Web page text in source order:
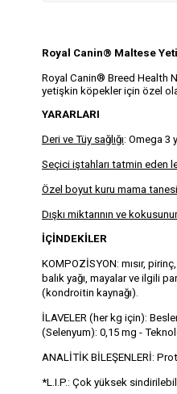
Royal Canin® Maltese
Royal Canin® Breed Health
yetişkin köpekler için özel
YARARLARI
Deri ve Tüy sağlığı: Omega 3
Seçici iştahları tatmin eden
Özel boyut kuru mama tanesi
Dışkı miktarının ve
İÇİNDEKİLER
KOMPOZİSYON: mısır,
balık yağı, mayalar ve ilgili
(kondroitin kaynağı).
İLAVELER (her kg için):
(Selenyum): 0,15 mg -
ANALİTİK BİLEŞENLERİ:
*L.I.P.: Çok yüksek